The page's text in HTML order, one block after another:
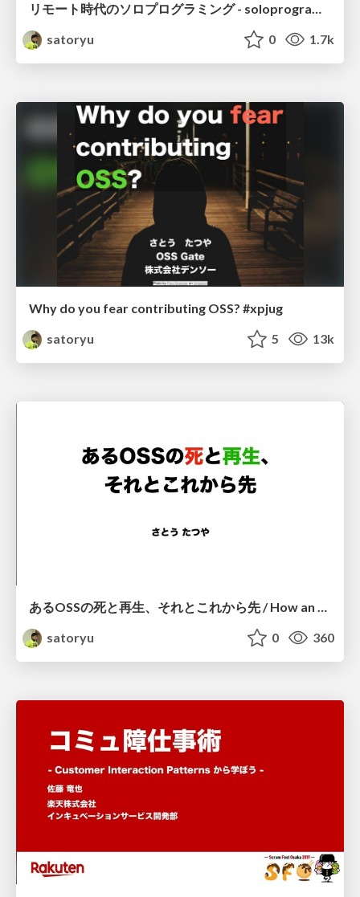
リモート時代のソロプログラミング - soloprogramming for work from home
satoryu
0 1.7k
Why do you fear contributing OSS? #xpjug
satoryu
5 13k
あるOSSの死と再生、それとこれから先 / How an OSS also arises
satoryu
0 360